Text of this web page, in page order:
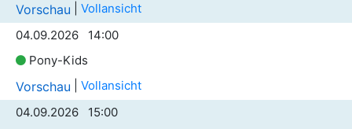
Vorschau
Vollansicht
04.09.2026 14:00
Pony-Kids
Vorschau
Vollansicht
04.09.2026 15:00